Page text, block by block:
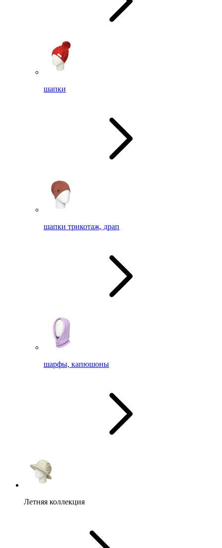
шапки
шапки трикотаж, драп
шарфы, капюшоны
Летняя коллекция